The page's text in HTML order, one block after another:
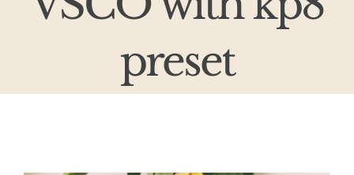
preset